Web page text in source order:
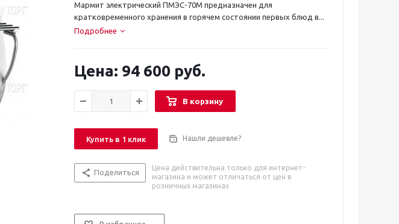
Мармит электрический ПМЭС-70М предназначен для
кратковременного хранения в горячем состоянии первых блюд в...
Подробнее
94 600 руб.
В корзину
Купить в 1 клик Нашли дешевле?
Поделиться
Цена действительна только для интернет-
магазина и может отличаться от цен в
розничных магазинах